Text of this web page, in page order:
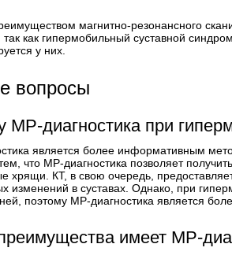
магнитно-резонансного
так как гипермобильный суставной
у них.
вопросы
МР-диагностика при
является более информативным
что МР-диагностика позволяет
хрящи. КТ, в свою очередь,
изменений в суставах. Однако, при
поэтому МР-диагностика является
имеет МР-